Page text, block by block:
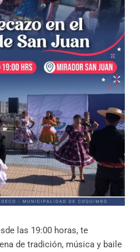
las 19:00 horas, te
de tradición, música y baile